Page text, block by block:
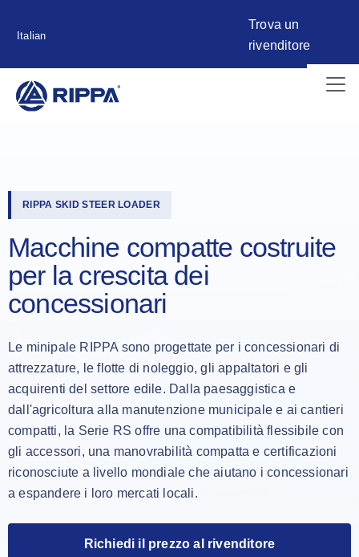
Italian
Trova un
rivenditore
RIPPA SKID STEER LOADER
Macchine compatte costruite
per la crescita dei
concessionari
Le minipale RIPPA sono progettate per i concessionari di
attrezzature, le flotte di noleggio, gli appaltatori e gli
acquirenti del settore edile. Dalla paesaggistica e
dall'agricoltura alla manutenzione municipale e ai cantieri
compatti, la Serie RS offre una compatibilità flessibile con
gli accessori, una manovrabilità compatta e certificazioni
riconosciute a livello mondiale che aiutano i concessionari
a espandere i loro mercati locali.
Richiedi il prezzo al rivenditore